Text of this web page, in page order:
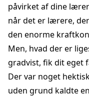
påvirket af dine
når det er lærere,
den enorme
Men, hvad der er
gradvist, fik dit eget
Der var noget
uden grund kaldte